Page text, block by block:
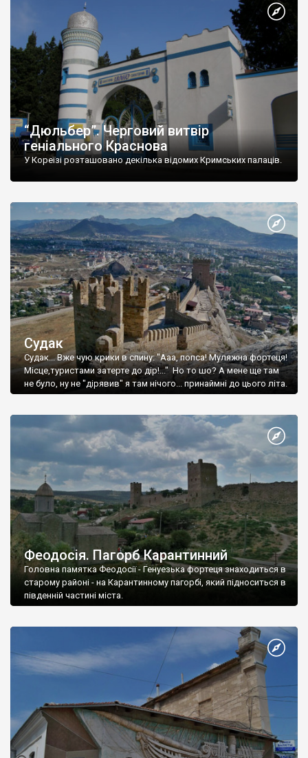
“Дюльбер”. Черговий витвір
геніального Краснова
У Кореїзі розташовано декілька відомих Кримських палаців.
Судак
Судак... Вже чую крики в спину: "Ааа, попса! Муляжна фортеця!
Місце,туристами затерте до дір!..." Но то шо? А мене ще там
не було, ну не "дірявив" я там нічого... принаймні до цього літа.
Феодосія. Пагорб Карантинний
Головна памятка Феодосії - Генуезька фортеця знаходиться в
старому районі - на Карантинному пагорбі, який підноситься в
південній частині міста.